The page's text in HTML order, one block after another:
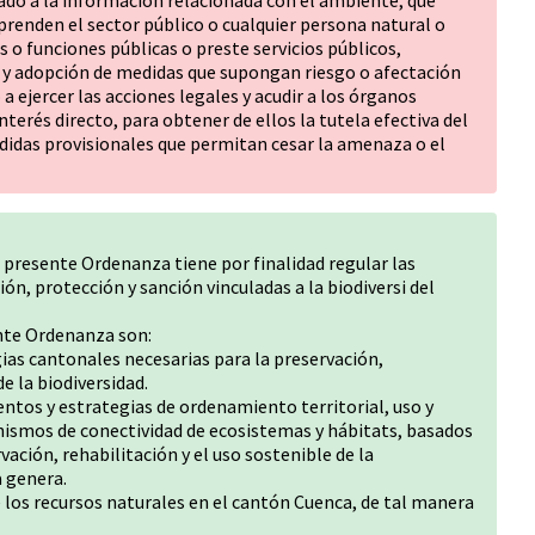
el sector público o cualquier persona natural o
o funciones públicas o preste servicios públicos,
de medidas que supongan riesgo o afectación
ejercer las acciones legales y acudir a los órganos
directo, para obtener de ellos la tutela efectiva del
provisionales que permitan cesar la amenaza o el
Ordenanza tiene por finalidad regular las
protección y sanción vinculadas a la biodiversi del
Ordenanza son:
cantonales necesarias para la preservación,
la biodiversidad.
y estrategias de ordenamiento territorial, uso y
de conectividad de ecosistemas y hábitats, basados
rehabilitación y el uso sostenible de la
genera.
recursos naturales en el cantón Cuenca, de tal manera